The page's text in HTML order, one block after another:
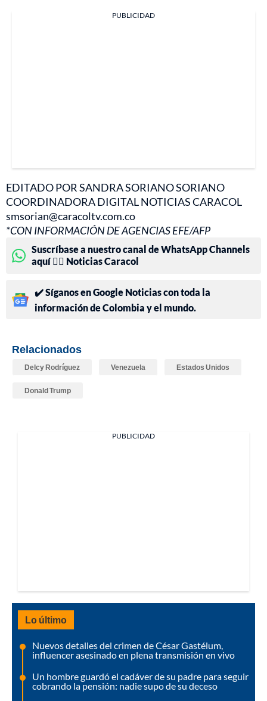
PUBLICIDAD
EDITADO POR SANDRA SORIANO SORIANO
COORDINADORA DIGITAL NOTICIAS CARACOL
smsorian@caracoltv.com.co
*CON INFORMACIÓN DE AGENCIAS EFE/AFP
Suscríbase a nuestro canal de WhatsApp Channels
aquí 👉🏻 Noticias Caracol
✔️ Síganos en Google Noticias con toda la
información de Colombia y el mundo.
Relacionados
Delcy Rodríguez Venezuela Estados Unidos
Donald Trump
PUBLICIDAD
Lo último
Nuevos detalles del crimen de César Gastélum,
influencer asesinado en plena transmisión en vivo
Un hombre guardó el cadáver de su padre para seguir
cobrando la pensión: nadie supo de su deceso